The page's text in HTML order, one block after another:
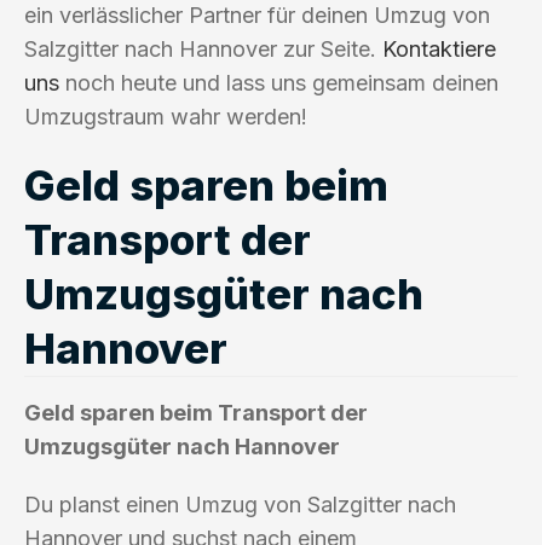
ein verlässlicher Partner für deinen Umzug von
Salzgitter nach Hannover zur Seite. Kontaktiere
uns noch heute und lass uns gemeinsam deinen
Umzugstraum wahr werden!
Geld sparen beim
Transport der
Umzugsgüter nach
Hannover
Geld sparen beim Transport der
Umzugsgüter nach Hannover
Du planst einen Umzug von Salzgitter nach
Hannover und suchst nach einem